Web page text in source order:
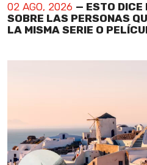
02 AGO, 2026 — ESTO DICE
SOBRE LAS PERSONAS
LA MISMA SERIE O